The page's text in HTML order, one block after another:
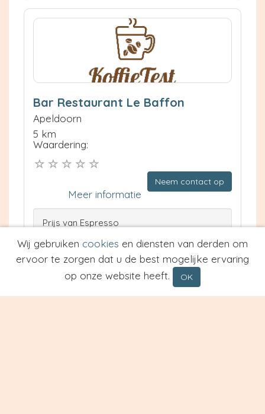
Bar Restaurant Le Baffon
Apeldoorn
5 km
Waardering:
Neem contact op
Meer informatie
Prijs van Espresso
Prijs van Cappuccino
Type
Wij gebruiken cookies en diensten van derden om
ervoor te zorgen dat u de best mogelijke ervaring
op onze website heeft.
OK